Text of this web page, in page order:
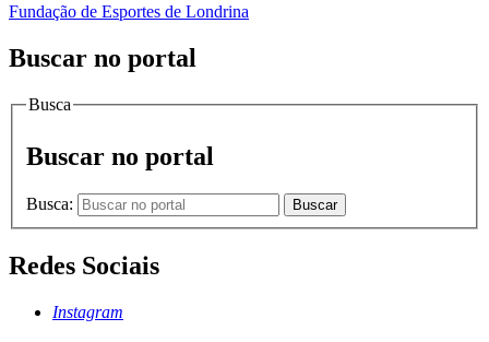
Fundação de Esportes de Londrina
Buscar no portal
Busca
Buscar no portal
Busca: Buscar
Redes Sociais
Instagram